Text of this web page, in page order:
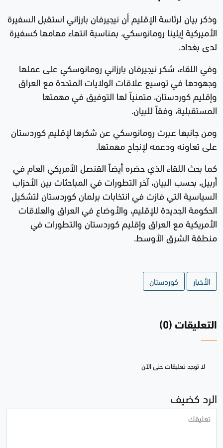
وذكر بيان لرئاسة الإقليم أن نيجيرفان بارزاني استقبل السفيرة
الأميركية إيلينا رومانوسكي، بمناسبة انتهاء مهامها كسفيرة
لدى بغداد.
وفي اللقاء، شكر نيجيرفان بارزاني رومانوسكي على عملها
وجهودها في توسيع علاقات الولايات المتحدة مع العراق
وإقليم كوردستان، متمنياً لها التوفيق في مهمتها
المستقبلية، وفقاً للبيان.
ومن جانبها عبرت رومانوسكي عن شكرها لإقليم كوردستان
على تعاونه ودعمه لإنجاح مهمتها.
كما بحث اللقاء الذي حضره أيضاً القنصل الأمريكي العام في
أربيل، بحسب البيان، آخر التطورات في المباحثات بين الأحزاب
السياسية التي فازت في انتخابات برلمان كوردستان لتشكيل
الحكومة الجديدة للإقليم، والأوضاع في العراق والعلاقات
الأمريكية مع العراق وإقليم كوردستان والتطورات في
منطقة الشرق الأوسط.
الأخبار كوردستان
التعليقات (0)
لا توجد تعليقات حتى الآن
الرد كضيف